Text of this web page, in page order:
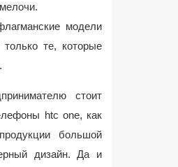
модели
те, которые
стоит
htc one, как
большой
дизайн. Да и